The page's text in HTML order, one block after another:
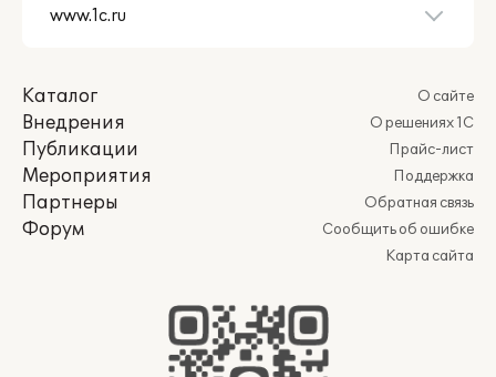
Каталог
Внедрения
Публикации
Мероприятия
Партнеры
Форум
О сайте
О решениях 1С
Прайс-лист
Поддержка
Обратная связь
Сообщить об ошибке
Карта сайта